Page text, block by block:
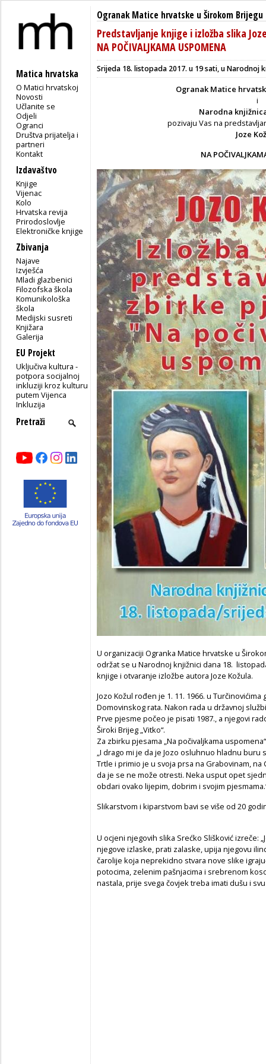
Matica hrvatska
O Matici hrvatskoj
Novosti
Učlanite se
Odjeli
Ogranci
Društva prijatelja i
partneri
Kontakt
Izdavaštvo
Knjige
Vijenac
Kolo
Hrvatska revija
Prirodoslovlje
Elektroničke knjige
Zbivanja
Najave
Izvješća
Mladi glazbenici
Filozofska škola
Komunikološka
škola
Medijski susreti
Knjižara
Galerija
EU Projekt
Uključiva kultura -
potpora socijalnoj
inkluziji kroz kulturu
putem Vijenca
Inkluzija
Ogranak Matice hrvatske u Širokom Brijegu
Predstavljanje knjige i izložba slika
NA POČIVALJKAMA USPOMENA
Srijeda 18. listopada 2017. u 19 sati, u Narodnoj
Ogranak Matice
i
Narodna
pozivaju Vas na
Joze
NA
U organizaciji Ogranka Matice hrvatske u
održat se u Narodnoj knjižnici dana 18.
knjige i otvaranje izložbe autora Joze Kožula.
Jozo Kožul rođen je 1. 11. 1966. u
Domovinskog rata. Nakon rada u državnoj
Prve pjesme počeo je pisati 1987., a njegovi
Široki Brijeg „Vitko“.
Za zbirku pjesama „Na počivaljkama
„I drago mi je da je Jozo osluhnuo hladnu buru
Trtle i primio je u svoja prsa na Grabovinam,
da je se ne može otresti. Neka usput opet
obdari ovako lijepim, dobrim i svojim
Slikarstvom i kiparstvom bavi se više od 20
U ocjeni njegovih slika Srećko Slišković izreče:
njegove izlaske, prati zalaske, upija njegovu
čarolije koja neprekidno stvara nove slike
potocima, zelenim pašnjacima i srebrenom
nastala, prije svega čovjek treba imati dušu i